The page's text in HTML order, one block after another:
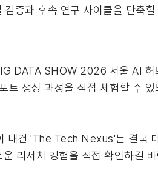
증과 후속 연구 사이클을 단축
DATA SHOW 2026 서울 AI 허
트 생성 과정을 직접 체험할 수
건 'The Tech Nexus'는 결국
리서치 경험을 직접 확인하길